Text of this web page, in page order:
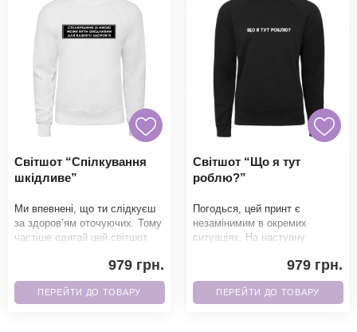
Світшот “Спілкування
шкідливе”
Ми впевнені, що ти слідкуєш
за здоров’ям оточуючих. Тому
частіше одягай цей світшот,
979 грн.
ПЕРЕЙТИ ДО ТОВАРУ
Світшот “Що я тут
роблю?”
Погодься, цей принт є
незамінимим в окремих
ситуаціях. На наступну
одягни. Завдяки якісно979 грн.
ПЕРЕЙТИ ДО ТОВАРУ